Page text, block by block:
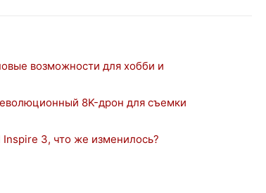
возможности для хобби и
8K-дрон для съемки
3, что же изменилось?